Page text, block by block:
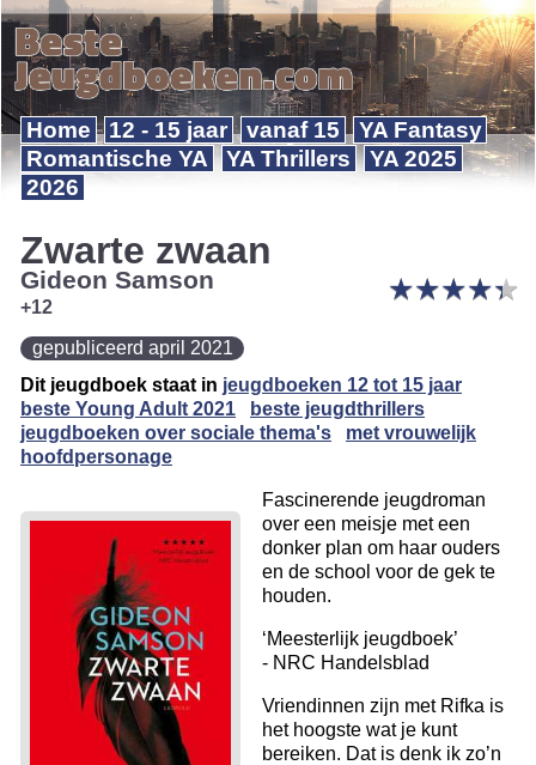
Home 12 - 15 jaar vanaf 15
YA Fantasy
Romantische YA
YA Thrillers
YA 2025
2026
Zwarte zwaan
★★★★★
★★★★★
Gideon Samson
+12
gepubliceerd april 2021
Dit jeugdboek staat in jeugdboeken 12 tot 15 jaar
beste Young Adult 2021
beste jeugdthrillers
jeugdboeken over sociale thema's
met vrouwelijk
hoofdpersonage
Fascinerende jeugdroman
over een meisje met een
donker plan om haar ouders
en de school voor de gek te
houden.
‘Meesterlijk jeugdboek’
- NRC Handelsblad
Vriendinnen zijn met Rifka is
het hoogste wat je kunt
bereiken. Dat is denk ik zo’n